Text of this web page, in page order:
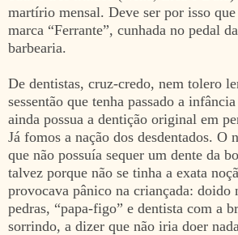
martírio mensal. Deve ser por isso que
marca “Ferrante”, cunhada no pedal
barbearia.
De dentistas, cruz-credo, nem tolero
sessentão que tenha passado a
ainda possua a dentição original em
Já fomos a nação dos desdentados. O
que não possuía sequer um dente da
talvez porque não se tinha a exata
provocava pânico na criançada: doido
pedras, “papa-figo” e dentista com a
sorrindo, a dizer que não iria doer